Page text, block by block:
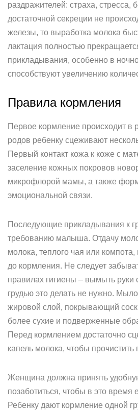
раздражителей: страха, стресса,
достаточной секреции не
железы, то выработка молока
лактация полностью
прикладывания, особенно в
способствуют увеличению
Правила кормления
Первое кормление происходит в
родов ребенку сцеживают
Первый контакт кожа к коже с
заселение кожных покровов
микрофлорой мамы, а также
эмоциональной связи.
Последующие прикладывания к
требованию малыша. Отдачу
молока, теплого чая или
до кормления. Не следует
правилах гигиены – вымыть
грудью это делать не нужно.
жировой слой, покрывающий
более сухие и подверженные
Перед кормлением достаточно
капель молока, чтобы прочистить
Женщина должна принять
позаботиться, чтобы в это время
Ребенку дают кормление одной